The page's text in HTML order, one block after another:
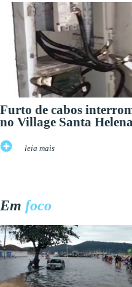
Furto de cabos
no Village Santa Helena
leia mais
Em foco